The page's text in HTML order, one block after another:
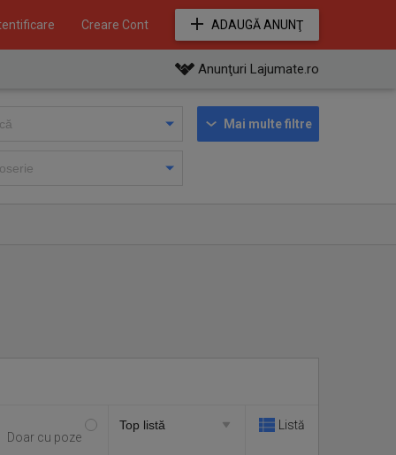
Creare Cont ADAUGĂ ANUNŢ
Anunţuri Lajumate.ro
Mai multe filtre
Doar cu poze
Listă